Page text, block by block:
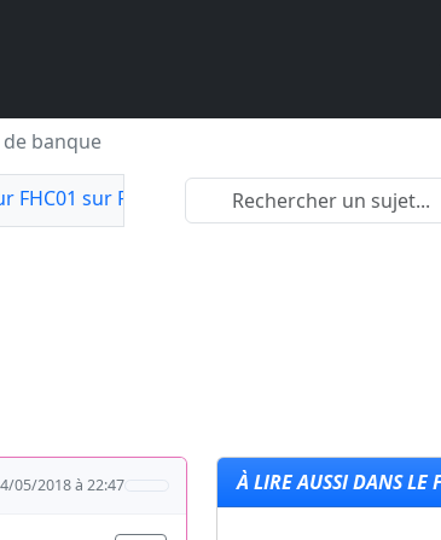
banque
FHC01 sur Forza Horizon 6 ?par
05/2018 à 22:47 À LIRE AUSSI DANS LE